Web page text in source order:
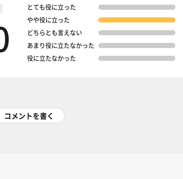
とても役に立った
やや役に立った
どちらとも言えない
あまり役に立たなかった
役に立たなかった
コメントを書く